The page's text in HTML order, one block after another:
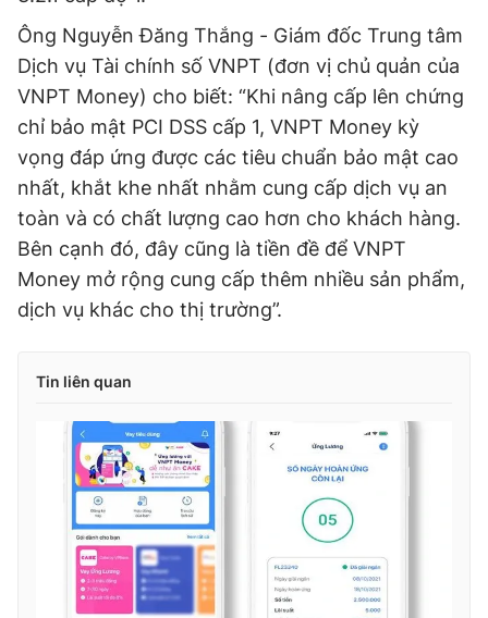
Ông Nguyễn Đăng Thắng - Giám đốc Trung tâm
Dịch vụ Tài chính số VNPT (đơn vị chủ quản của
VNPT Money) cho biết: “Khi nâng cấp lên chứng
chỉ bảo mật PCI DSS cấp 1, VNPT Money kỳ
vọng đáp ứng được các tiêu chuẩn bảo mật cao
nhất, khắt khe nhất nhằm cung cấp dịch vụ an
toàn và có chất lượng cao hơn cho khách hàng.
Bên cạnh đó, đây cũng là tiền đề để VNPT
Money mở rộng cung cấp thêm nhiều sản phẩm,
dịch vụ khác cho thị trường”.
Tin liên quan